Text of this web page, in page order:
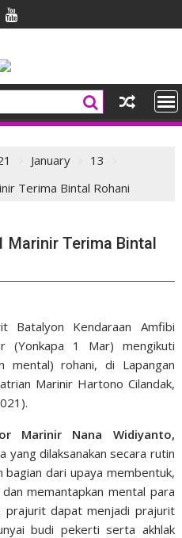
January
13
Terima Bintal Rohani
Marinir Terima Bintal
Batalyon Kendaraan Amfibi
(Yonkapa 1 Mar) mengikuti
mental) rohani, di Lapangan
Marinir Hartono Cilandak,
Marinir Nana Widiyanto,
yang dilaksanakan secara rutin
bagian dari upaya membentuk,
memantapkan mental para
prajurit dapat menjadi prajurit
budi pekerti serta akhlak